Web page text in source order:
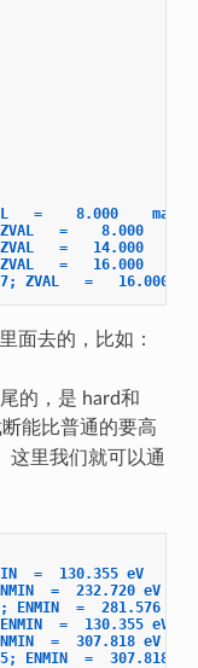
=    8.000    mass
ZVAL   =    8.000
ZVAL   =   14.000
ZVAL   =   16.000
ZVAL   =   16.000
面去的，比如：
的，是 hard和
能比普通的要高
这里我们就可以通
=  130.355 eV
=  232.720 eV
ENMIN  =  281.576 eV
=  130.355 eV
=  307.818 eV
ENMIN  =  307.818 eV